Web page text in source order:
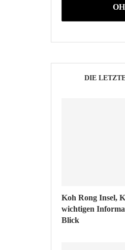
DIE
Koh Rong Insel,
wichtigen
Blick